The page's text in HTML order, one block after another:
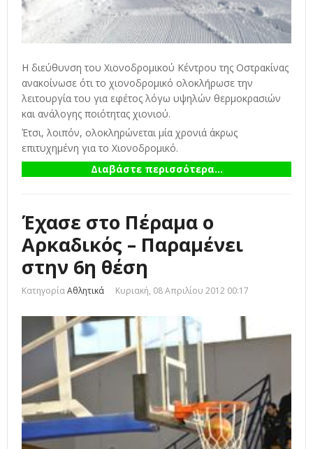
Η διεύθυνση του Χιονοδρομικού Κέντρου της Οστρακίνας
ανακοίνωσε ότι το χιονοδρομικό ολοκλήρωσε την
λειτουργία του για εφέτος λόγω υψηλών θερμοκρασιών
και ανάλογης ποιότητας χιονιού.
Έτσι, λοιπόν, ολοκληρώνεται μία χρονιά άκρως
επιτυχημένη για το Χιονοδρομικό.
Διαβάστε περισσότερα...
Έχασε στο Πέραμα ο
Αρκαδικός – Παραμένει
στην 6η θέση
ΚατηγορίαΑθλητικά Κυριακή, 08 Απριλίου 2012 00:17